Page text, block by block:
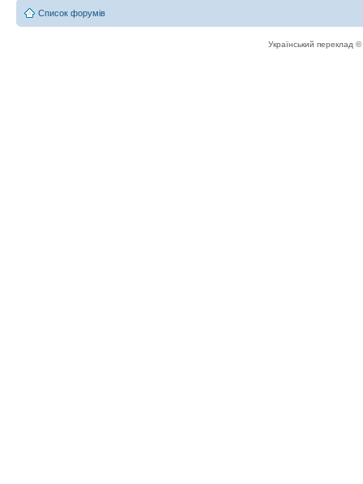
Список форумів
Український переклад